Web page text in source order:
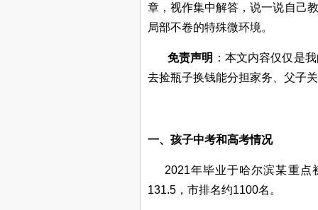
章，视作集中解答，说一说自己
局部不卷的特殊微环境。
免责声明 ：本文内容仅仅是
去捡瓶子换钱能分担家务、父子
一、孩子中考和高考情况
2021年毕业于哈尔滨某重点
131.5 ，市排名约1100名。